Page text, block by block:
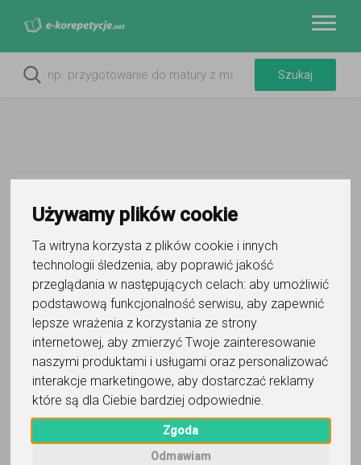
Używamy plików cookie
Ta witryna korzysta z plików cookie i innych
technologii śledzenia, aby poprawić jakość
przeglądania w następujących celach: aby umożliwić
podstawową funkcjonalność serwisu, aby zapewnić
lepsze wrażenia z korzystania ze strony
internetowej, aby zmierzyć Twoje zainteresowanie
naszymi produktami i usługami oraz personalizować
interakcje marketingowe, aby dostarczać reklamy
które są dla Ciebie bardziej odpowiednie
Zgoda
Odmawiam
Oznacz wystąpienie kontaktu
Dariusz Janiszewski
Wyślij wiadomość
Ostatnia aktywność:
Pokaż